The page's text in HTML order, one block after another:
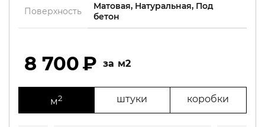
Поверхность
Матовая, Натуральная, Под
бетон
8 700 м2
м2 штуки коробки